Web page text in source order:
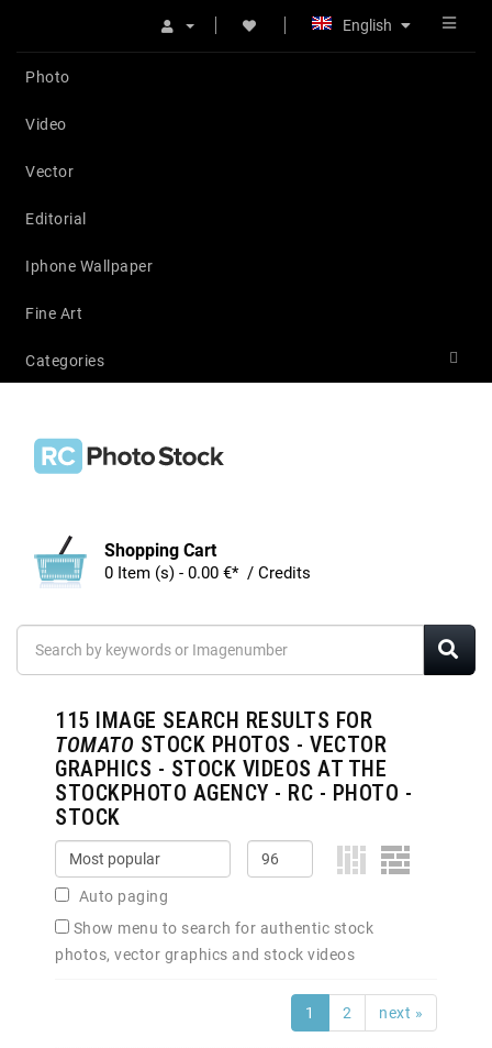
English
Photo
Video
Vector
Editorial
Iphone Wallpaper
Fine Art
Categories
Shopping Cart
0 Item (s) - 0.00 €* / Credits
115 IMAGE SEARCH RESULTS FOR
TOMATO STOCK PHOTOS - VECTOR
GRAPHICS - STOCK VIDEOS AT THE
STOCKPHOTO AGENCY - RC - PHOTO -
STOCK
Auto paging
Show menu to search for authentic stock
photos, vector graphics and stock videos
1 2 next »